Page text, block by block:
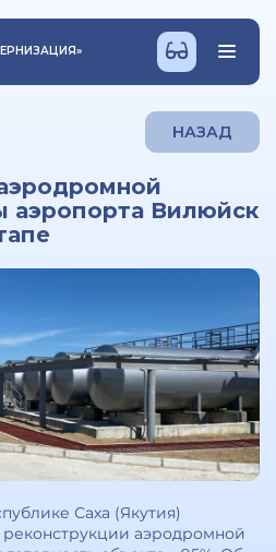
»
НАЗАД
аэропорта Вилюйск
Саха (Якутия)
аэродромной